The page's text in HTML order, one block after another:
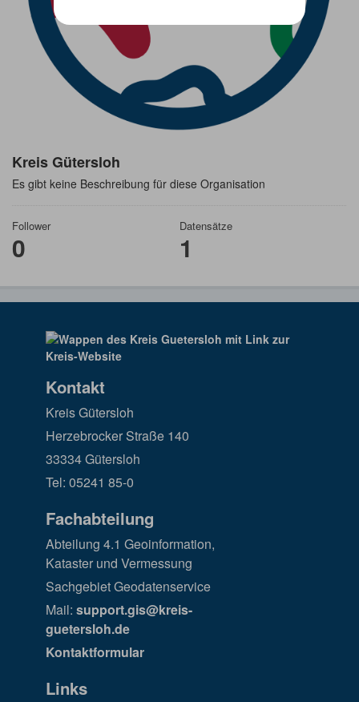
Kreis Gütersloh
Es gibt keine Beschreibung für diese Organisation
Follower
0
Datensätze
1
Kontakt
Kreis Gütersloh
Herzebrocker Straße 140
33334 Gütersloh
Tel: 05241 85-0
Fachabteilung
Abteilung 4.1 Geoinformation,
Kataster und Vermessung
Sachgebiet Geodatenservice
Mail: support.gis@kreis-
guetersloh.de
Kontaktformular
Links